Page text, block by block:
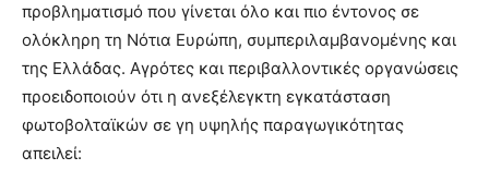
προβληματισμό που γίνεται όλο και πιο έντονος σε
ολόκληρη τη Νότια Ευρώπη, συμπεριλαμβανομένης και
της Ελλάδας. Αγρότες και περιβαλλοντικές οργανώσεις
προειδοποιούν ότι η ανεξέλεγκτη εγκατάσταση
φωτοβολταϊκών σε γη υψηλής παραγωγικότητας
απειλεί: